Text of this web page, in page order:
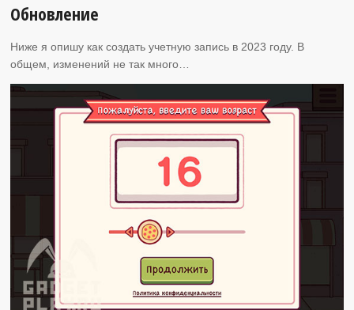
Обновление
Ниже я опишу как создать учетную запись в 2023 году. В
общем, изменений не так много…